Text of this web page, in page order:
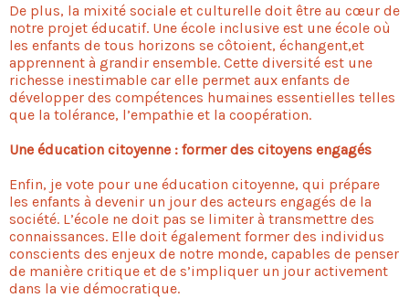
De plus, la mixité sociale et culturelle doit être au cœur de
notre projet éducatif. Une école inclusive est une école où
les enfants de tous horizons se côtoient, échangent,et
apprennent à grandir ensemble. Cette diversité est une
richesse inestimable car elle permet aux enfants de
développer des compétences humaines essentielles telles
que la tolérance, l’empathie et la coopération.
Une éducation citoyenne : former des citoyens engagés
Enfin, je vote pour une éducation citoyenne, qui prépare
les enfants à devenir un jour des acteurs engagés de la
société. L’école ne doit pas se limiter à transmettre des
connaissances. Elle doit également former des individus
conscients des enjeux de notre monde, capables de penser
de manière critique et de s’impliquer un jour activement
dans la vie démocratique.